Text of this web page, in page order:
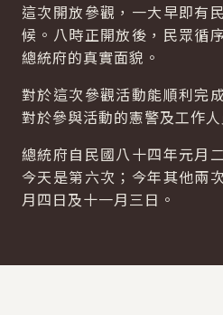
這次開放參觀，一大早即有
候。八時正開放後，民眾循
總統府的真實面貌。
對於這次參觀活動能順利完
對於參與活動的憲警及工作
總統府自民國八十四年元月
今天是第六次；今年其他兩
月四日及十一月三日。